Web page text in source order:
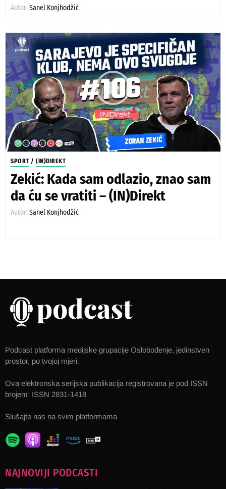
Autor: Sanel Konjhodžić
SPORT / (IN)DIREKT
Zekić: Kada sam odlazio, znao sam
da ću se vratiti – (IN)Direkt
Autor: Sanel Konjhodžić
Podcast platforma medijske grupacije Oslobođenje, jedinstven
prostor, po tvojoj mjeri.
Ova elektronska serijska publikacija registrovana je pod ISSN
brojem: ISSN 2831-1418
Slušajte nas na svim platformama
NAJNOVIJI PODCASTI